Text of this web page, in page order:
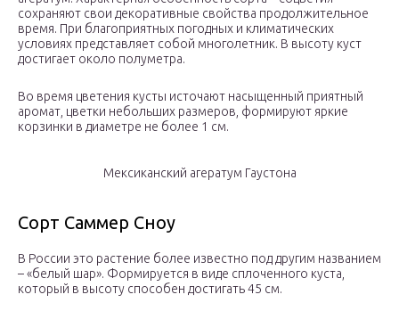
сохраняют свои декоративные свойства продолжительное
время. При благоприятных погодных и климатических
условиях представляет собой многолетник. В высоту куст
достигает около полуметра.
Во время цветения кусты источают насыщенный приятный
аромат, цветки небольших размеров, формируют яркие
корзинки в диаметре не более 1 см.
Мексиканский агератум Гаустона
Сорт Саммер Сноу
В России это растение более известно под другим названием
– «белый шар». Формируется в виде сплоченного куста,
который в высоту способен достигать 45 см.